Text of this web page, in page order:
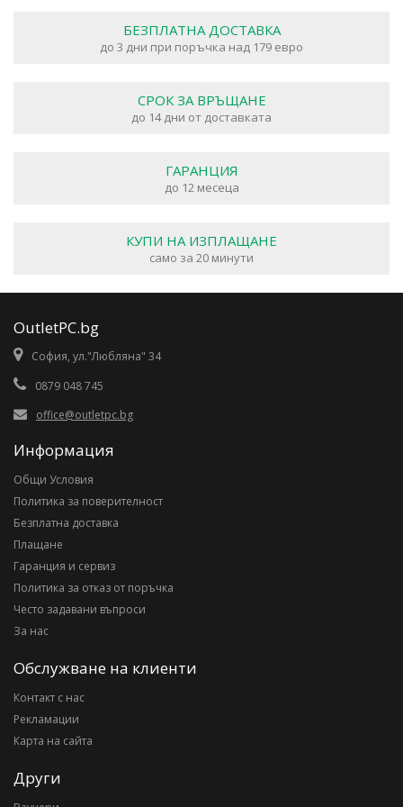
БЕЗПЛАТНА ДОСТАВКА
до 3 дни при поръчка над 179 евро
СРОК ЗА ВРЪЩАНЕ
до 14 дни от доставката
ГАРАНЦИЯ
до 12 месеца
КУПИ НА ИЗПЛАЩАНЕ
само за 20 минути
OutletPC.bg
София, ул."Любляна" 34
0879 048 745
office@outletpc.bg
Информация
Общи Условия
Политика за поверителност
Безплатна доставка
Плащане
Гаранция и сервиз
Политика за отказ от поръчка
Често задавани въпроси
За нас
Обслужване на клиенти
Контакт с нас
Рекламации
Карта на сайта
Други